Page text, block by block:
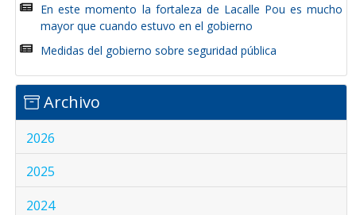
En este momento la fortaleza de Lacalle Pou es mucho
mayor que cuando estuvo en el gobierno
Medidas del gobierno sobre seguridad pública
Archivo
2026
2025
2024